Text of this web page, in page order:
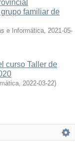
familiar de
e Informática, 2021-05-
curso Taller de
, 2022-03-22)